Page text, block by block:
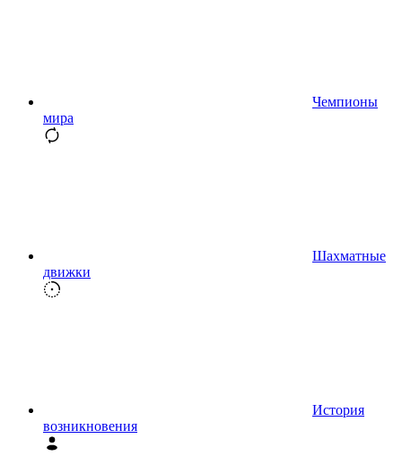
Чемпионы
мира
Шахматные
движки
История
возникновения